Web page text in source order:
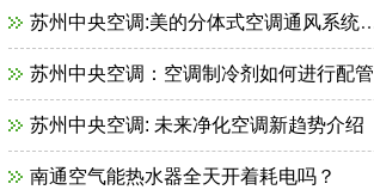
苏州中央空调:美的分体式空调通风系统故障检修
苏州中央空调：空调制冷剂如何进行配管
苏州中央空调: 未来净化空调新趋势介绍
南通空气能热水器全天开着耗电吗？